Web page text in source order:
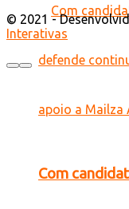
Com
© 2021 -
Interativas